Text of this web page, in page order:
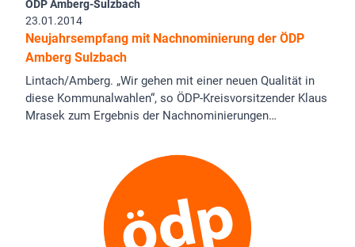
ÖDP Amberg-Sulzbach
23.01.2014
Neujahrsempfang mit Nachnominierung der ÖDP
Amberg Sulzbach
Lintach/Amberg. „Wir gehen mit einer neuen Qualität in
diese Kommunalwahlen“, so ÖDP-Kreisvorsitzender Klaus
Mrasek zum Ergebnis der Nachnominierungen…